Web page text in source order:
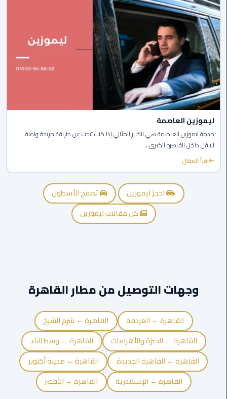
ليموزين
العجمي
ليموزين
الجيزة
ليموزين
رجال
الاعمال
ليموزين
حدائق
الاهرام
ليموزين
المحلة
الكبرى
ليموزين العاصمة
خدمة ليموزين العاصمة هي الخيار المثالي إذا كنت تبحث عن طريقة مريحة وآمنة
للتنقل داخل القاهرة الكبرى...
اقرأ المقال
احجز ليموزين
تصفح الأسطول
كل مقالات ليموزين
وجهات التوصيل من مطار القاهرة
القاهرة ← الغردقة
القاهرة ← شرم الشيخ
القاهرة ← الجيزة والأهرامات
القاهرة ← وسط البلد
القاهرة ← القاهرة الجديدة
القاهرة ← مدينة أكتوبر
القاهرة ← الإسكندرية
القاهرة ← الأقصر